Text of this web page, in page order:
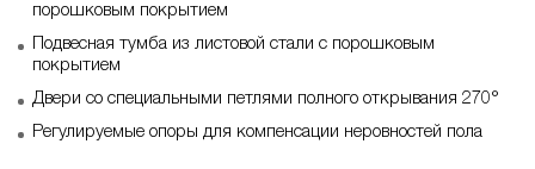
порошковым покрытием
Подвесная тумба из листовой стали с порошковым
покрытием
Двери со специальными петлями полного открывания 270°
Регулируемые опоры для компенсации неровностей пола